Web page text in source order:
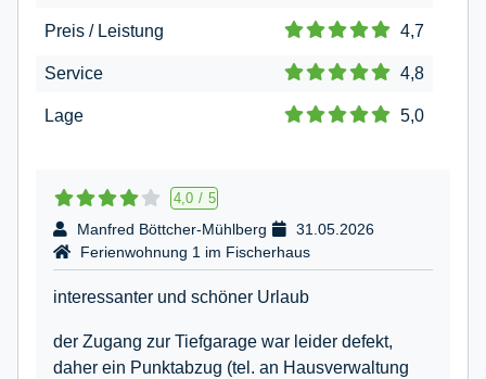
Preis / Leistung 4,7
Service 4,8
Lage 5,0
4,0 / 5
Manfred Böttcher-Mühlberg
31.05.2026
Ferienwohnung 1 im Fischerhaus
interessanter und schöner Urlaub
der Zugang zur Tiefgarage war leider defekt,
daher ein Punktabzug (tel. an Hausverwaltung